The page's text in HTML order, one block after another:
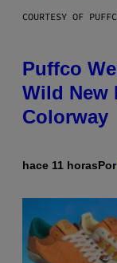
COURTESY OF
Puffco
Wild New
Colorway
hace 11 horasPor